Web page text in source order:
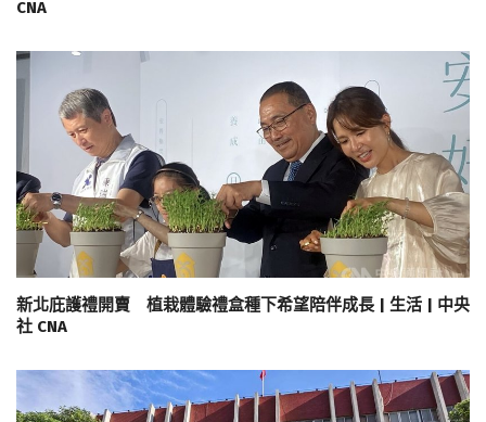
CNA
新北庇護禮開賣 植栽體驗禮盒種下希望陪伴成長 | 生活 | 中央
社 CNA